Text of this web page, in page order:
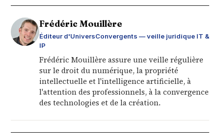
Frédéric Mouillère
Éditeur d'UniversConvergents — veille juridique IT &
IP
Frédéric Mouillère assure une veille régulière
sur le droit du numérique, la propriété
intellectuelle et l'intelligence artificielle, à
l'attention des professionnels, à la convergence
des technologies et de la création.